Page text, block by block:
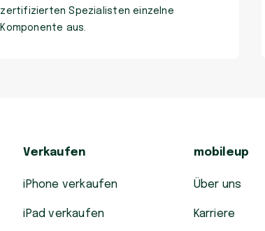
zertifizierten Spezialisten einzelne
Komponente aus.
Verkaufen
iPhone verkaufen
iPad verkaufen
mobileup
Über uns
Karriere